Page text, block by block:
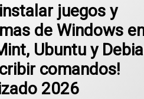
juegos y
de Windows
Ubuntu y
comandos!
2026